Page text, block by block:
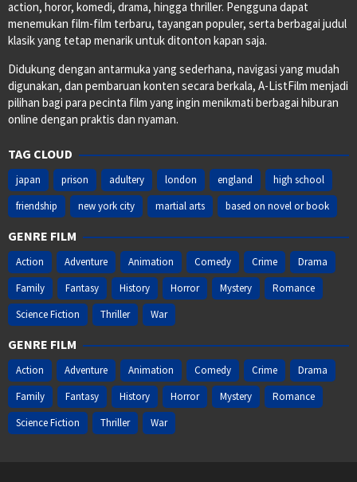
action, horor, komedi, drama, hingga thriller. Pengguna dapat
menemukan film-film terbaru, tayangan populer, serta berbagai judul
klasik yang tetap menarik untuk ditonton kapan saja.
Didukung dengan antarmuka yang sederhana, navigasi yang mudah
digunakan, dan pembaruan konten secara berkala, A-ListFilm menjadi
pilihan bagi para pecinta film yang ingin menikmati berbagai hiburan
online dengan praktis dan nyaman.
TAG CLOUD
japan prison adultery london england
high school
friendship
new york city martial arts based on novel or book
GENRE FILM
Action Adventure Animation Comedy Crime
Drama
Family
Fantasy History Horror Mystery
Romance
Science Fiction
Thriller War
GENRE FILM
Action Adventure Animation Comedy Crime
Drama
Family
Fantasy History Horror Mystery
Romance
Science Fiction
Thriller War